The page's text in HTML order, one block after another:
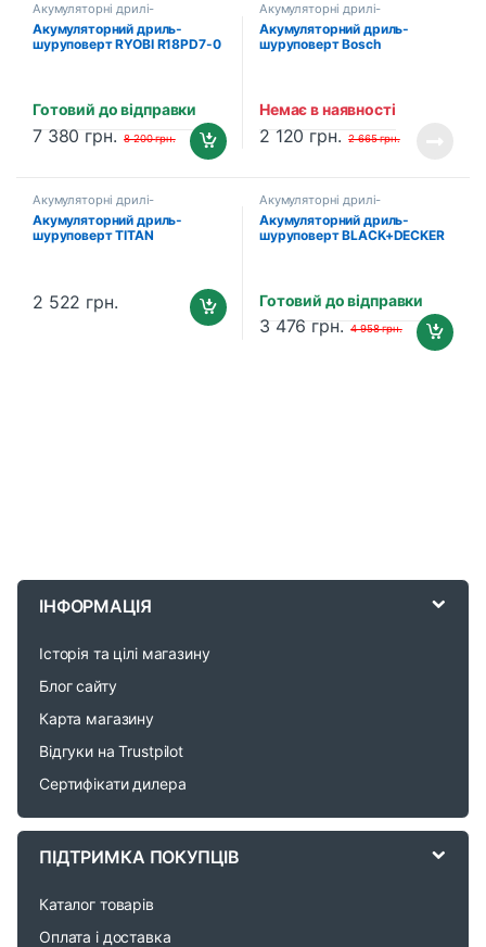
Акумуляторні дрилі-
шуруповерти
Акумуляторний дриль-
шуруповерт RYOBI R18PD7-0
Готовий до відправки
7 380 грн. 8 200грн.
Акумуляторні дрилі-
шуруповерти
Акумуляторний дриль-
шуруповерт Bosch
Немає в наявності
2 120 грн. 2 665грн.
Акумуляторні дрилі-
шуруповерти
Акумуляторний дриль-
шуруповерт TITAN
2 522 грн.
Акумуляторні дрилі-
шуруповерти
Акумуляторний дриль-
шуруповерт BLACK+DECKER
Готовий до відправки
3 476 грн. 4 958грн.
C
ІНФОРМАЦІЯ
Історія та цілі магазину
Блог сайту
Карта магазину
Відгуки на Trustpilot
Сертифікати дилера
ПІДТРИМКА ПОКУПЦІВ
Каталог товарів
Оплата і доставка